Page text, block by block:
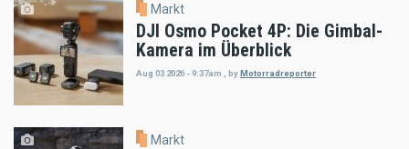
Markt
DJI Osmo Pocket 4P: Die Gimbal-
Kamera im Überblick
Aug 03 2026 - 9:37am byMotorradreporter
Markt